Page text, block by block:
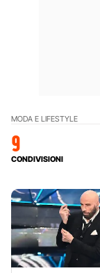
MODA E LIFESTYLE
9
CONDIVISIONI